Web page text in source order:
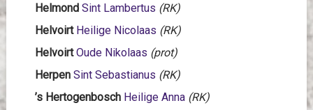
Helmond Sint Lambertus (RK)
Helvoirt Heilige Nicolaas (RK)
Helvoirt Oude Nikolaas (prot)
Herpen Sint Sebastianus (RK)
’s Hertogenbosch Heilige Anna (RK)